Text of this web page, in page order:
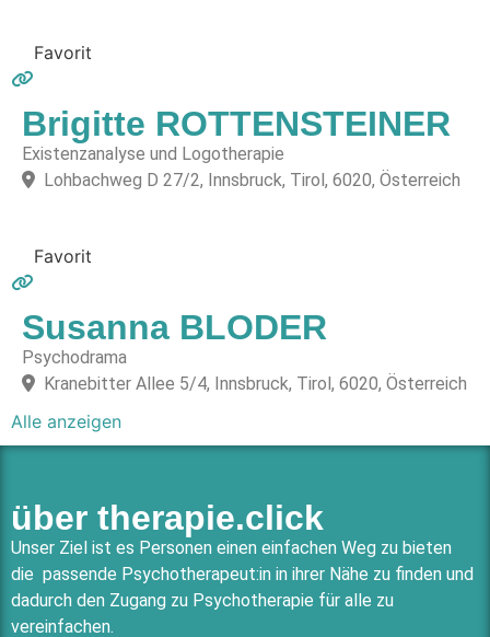
Favorit
Brigitte ROTTENSTEINER
Existenzanalyse und Logotherapie
Lohbachweg D 27/2, Innsbruck, Tirol, 6020, Österreich
Favorit
Susanna BLODER
Psychodrama
Kranebitter Allee 5/4, Innsbruck, Tirol, 6020, Österreich
Alle anzeigen
über therapie.click
Unser Ziel ist es Personen einen einfachen Weg zu bieten
die passende Psychotherapeut:in in ihrer Nähe zu finden und
dadurch den Zugang zu Psychotherapie für alle zu
vereinfachen.